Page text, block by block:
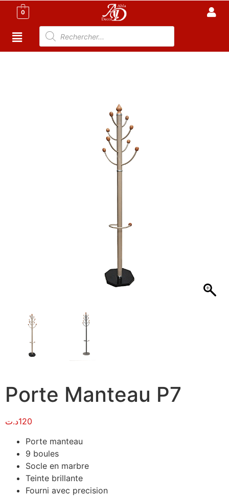
0
Porte Manteau P7
120د.ت
Porte manteau
9 boules
Socle en marbre
Teinte brillante
Fourni avec precision